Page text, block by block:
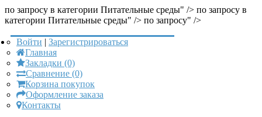
по запросу в категории Питательные среды" /> по запросу в
категории Питательные среды" /> по запросу" />
Войти | Зарегистрироваться
Главная
Закладки (0)
Сравнение (0)
Корзина покупок
Оформление заказа
Контакты